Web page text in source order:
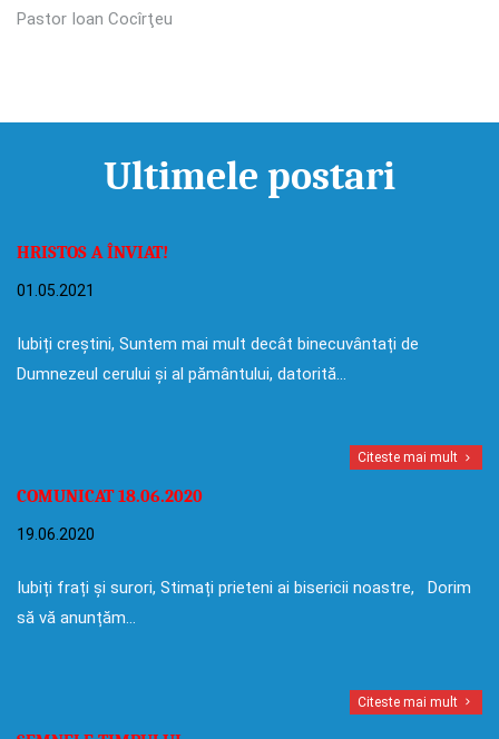
Pastor Ioan Cocîrţeu
Ultimele postari
HRISTOS A ÎNVIAT!
01.05.2021
Iubiți creștini, Suntem mai mult decât binecuvântați de
Dumnezeul cerului și al pământului, datorită…
Citeste mai mult
COMUNICAT 18.06.2020
19.06.2020
Iubiți frați și surori, Stimați prieteni ai bisericii noastre, Dorim
să vă anunțăm…
Citeste mai mult